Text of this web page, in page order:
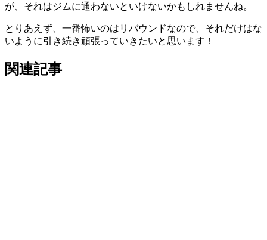
が、それはジムに通わないといけないかもしれませんね。
とりあえず、一番怖いのはリバウンドなので、それだけはな
いように引き続き頑張っていきたいと思います！
関連記事